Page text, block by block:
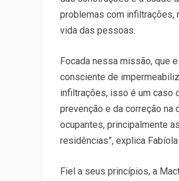
problemas com infiltrações,
vida das pessoas.
Focada nessa missão, que
consciente de
infiltrações, isso é um caso
prevenção e da correção
ocupantes, principalmente
residências”, explica
Fiel a seus princípios, a